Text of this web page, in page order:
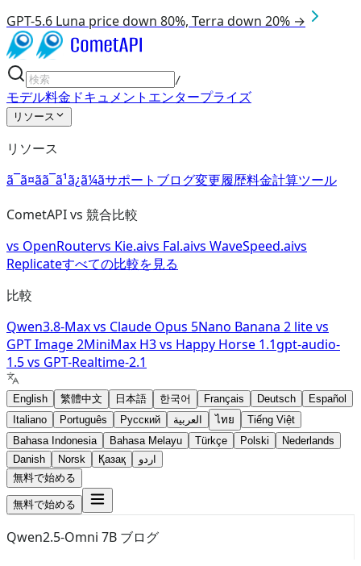
GPT-5.6 Luna price down 80%, Terra down 20% →
/
モデル料金 ドキュメント エンタープライズ
リソース
リソース
ã¯ã¤ãã¯ã¹ã¿ã¼ãサポート ブログ変更履歴料金計算ツール
CometAPI vs 競合比較
vs OpenRoutervs Kie.aivs Fal.aivs WaveSpeed.aivs
Replicateすべての比較を見る
比較
Qwen3.8-Maxvs Claude Opus 5Nano Banana 2 litevs
GPT Image 2MiniMax H3vs Happy Horse 1.1gpt-audio-
1.5vs GPT-Realtime-2.1
English 繁體中文 日本語 한국어 Français Deutsch
Español
Italiano
Português Русский العربية ไทย
Tiếng Việt
Bahasa Indonesia
Bahasa Melayu Türkçe Polski
Nederlands
Danish
Norsk Қазақ
اردو
無料で始める
無料で始める
Qwen2.5-Omni 7B ブログ